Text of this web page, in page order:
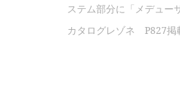
ステム部分に「メデュー
カタログレゾネ P827掲